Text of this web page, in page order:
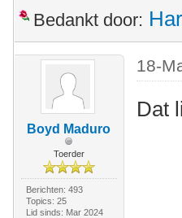
Bedankt door:
Boyd Maduro
Toerder
Berichten: 493
Topics: 25
Lid sinds: Mar 2024
18-
Dat